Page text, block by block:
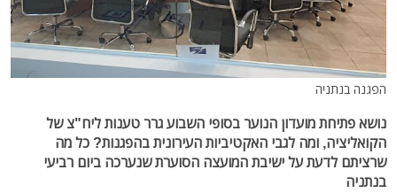
הפגנה בנתניה
נושא פתיחת מועדון הנוער בסופי השבוע גרר טענות ליח"צ של
הקואליציה, ומה לגבי האקטיביות העירונית בהפגנות? כל מה
שרציתם לדעת על ישיבת המועצה הסוערת שנערכה ביום רביעי
בנתניה